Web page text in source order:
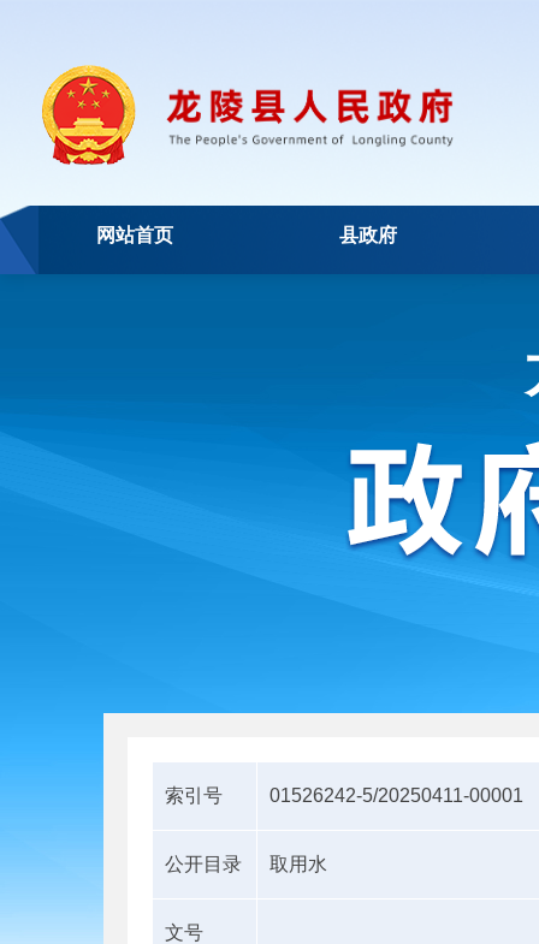
网站首页 县政府
索引号 01526242-5/20250411-00001
公开目录 取用水
文号